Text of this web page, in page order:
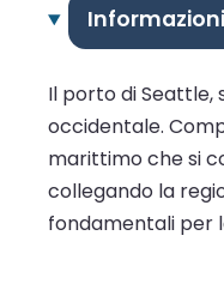
Il porto di Seattle,
occidentale.
marittimo che si
collegando la
fondamentali per